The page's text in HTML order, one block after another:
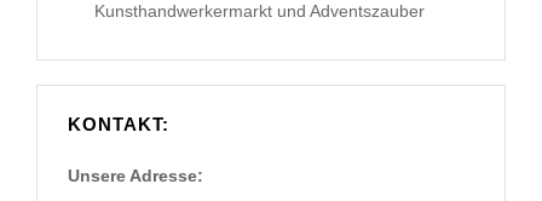
Kunsthandwerkermarkt und Adventszauber
KONTAKT:
Unsere Adresse: